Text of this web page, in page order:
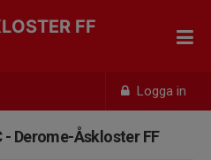
Logga in
FF
- Derome-Åskloster FF